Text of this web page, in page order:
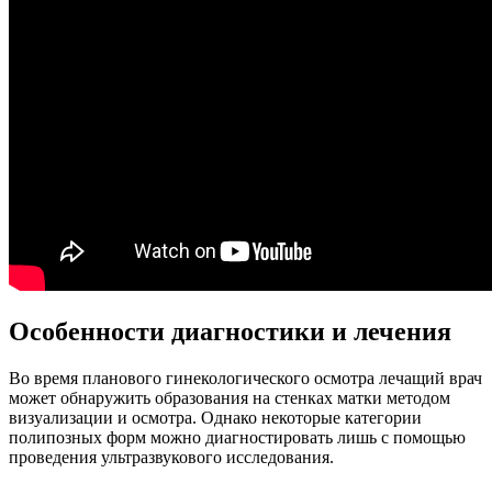
Особенности диагностики и лечения
Во время планового гинекологического осмотра лечащий врач
может обнаружить образования на стенках матки методом
визуализации и осмотра. Однако некоторые категории
полипозных форм можно диагностировать лишь с помощью
проведения ультразвукового исследования.